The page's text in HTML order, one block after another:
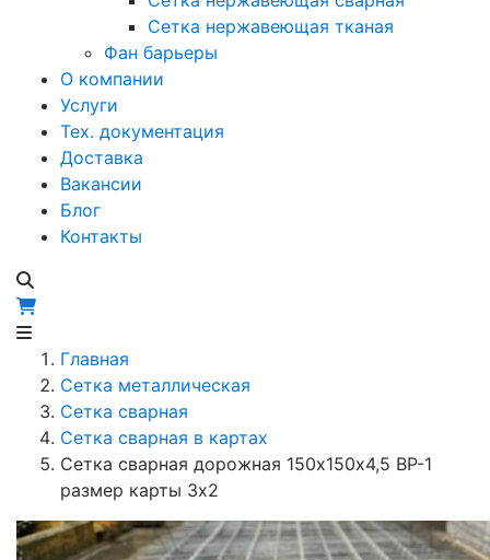
Сетка нержавеющая тканая
Фан барьеры
О компании
Услуги
Тех. документация
Доставка
Вакансии
Блог
Контакты
Главная
Сетка металлическая
Сетка сварная
Сетка сварная в картах
Сетка сварная дорожная 150х150х4,5 ВР-1
размер карты 3х2